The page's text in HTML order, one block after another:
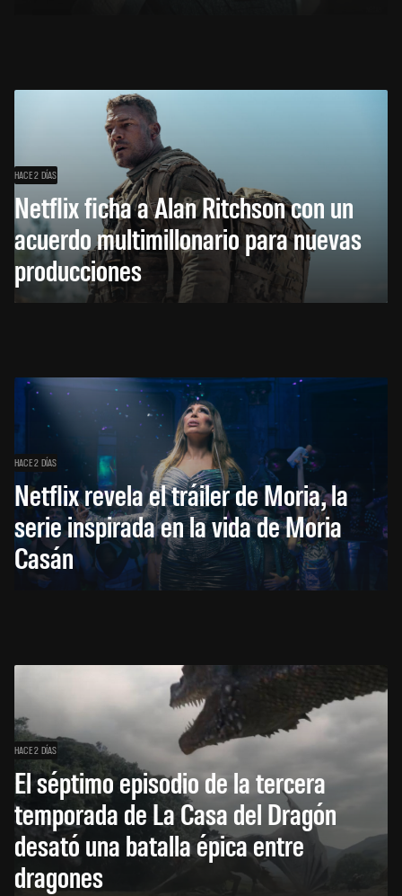
HACE 2 DÍAS
Netflix ficha a Alan Ritchson con un
acuerdo multimillonario para nuevas
producciones
HACE 2 DÍAS
Netflix revela el tráiler de Moria, la
serie inspirada en la vida de Moria
Casán
HACE 2 DÍAS
El séptimo episodio de la tercera
temporada de La Casa del Dragón
desató una batalla épica entre
dragones